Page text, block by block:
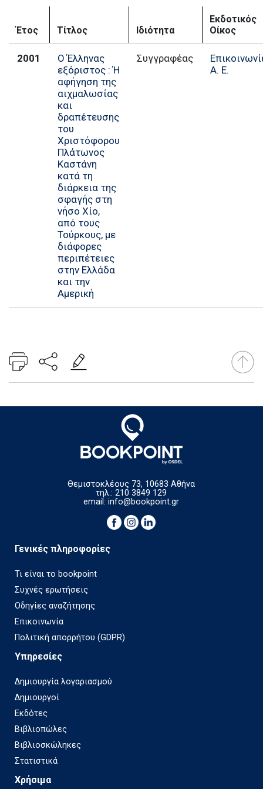
Έτος Τίτλος Ιδιότητα
Εκδοτικός
Οίκος
2001
Ο Έλληνας
εξόριστος : Ή
αφήγηση της
αιχμαλωσίας
και
δραπέτευσης
του
Χριστόφορου
Πλάτωνος
Καστάνη
κατά τη
διάρκεια της
σφαγής στη
νήσο Χίο,
από τους
Τούρκους, με
διάφορες
περιπέτειες
στην Ελλάδα
και την
Αμερική
Συγγραφέας
Α. Ε.
Θεμιστοκλέους 73, 10683 Αθήνα
τηλ.: 210 3849 129
email:info@bookpoint.gr
Γενικές πληροφορίες
Τι είναι το bookpoint
Συχνές ερωτήσεις
Οδηγίες αναζήτησης
Επικοινωνία
Πολιτική απορρήτου (GDPR)
Υπηρεσίες
Δημιουργία λογαριασμού
Δημιουργοί
Εκδότες
Βιβλιοπώλες
Βιβλιοσκώληκες
Στατιστικά
Χρήσιμα